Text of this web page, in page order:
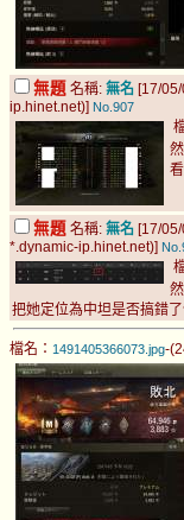
無題 名稱: 無名 [17/
ip.hinet.net)] No.907
無題 名稱: 無名 [17/
*.dynamic-ip.hinet.net)]
把她定位為中坦是否搞錯了
檔名： 1491405366073.jpg-